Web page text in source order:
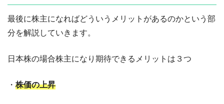
最後に株主になればどういうメリットがあるのかという部
分を解説していきます。
日本株の場合株主になり期待できるメリットは３つ
・ 株価の上昇